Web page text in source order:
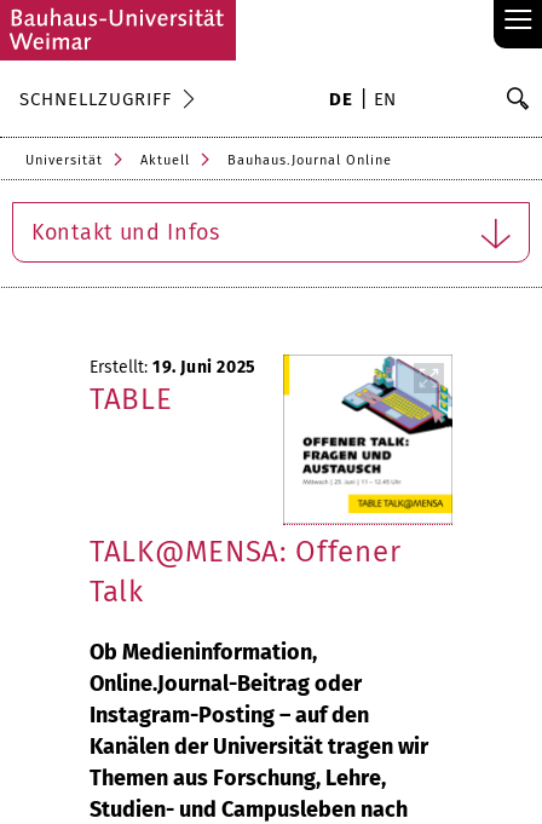
≡
SCHNELLZUGRIFF DE EN
Universität Aktuell Bauhaus.Journal Online
Kontakt und Infos
Erstellt: 19. Juni 2025
TABLE
TALK@MENSA: Offener
Talk
Ob Medieninformation,
Online.Journal-Beitrag oder
Instagram-Posting – auf den
Kanälen der Universität tragen wir
Themen aus Forschung, Lehre,
Studien- und Campusleben nach